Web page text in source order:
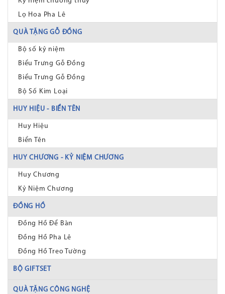
Lọ Hoa Pha Lê
QUÀ TẶNG GỖ ĐỒNG
Bộ số kỷ niệm
Biểu Trưng Gỗ Đồng
Biểu Trưng Gỗ Đồng
Bộ Số Kim Loại
HUY HIỆU - BIỂN TÊN
Huy Hiệu
Biển Tên
HUY CHƯƠNG - KỶ NIỆM CHƯƠNG
Huy Chương
Kỷ Niệm Chương
ĐỒNG HỒ
Đồng Hồ Để Bàn
Đồng Hồ Pha Lê
Đồng Hồ Treo Tường
BỘ GIFTSET
QUÀ TẶNG CÔNG NGHỆ